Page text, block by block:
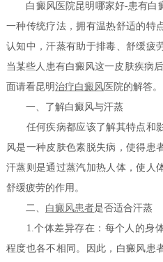
白癜风医院昆明哪家好-患有白
一种传统疗法，拥有温热舒适的特
认知中，汗蒸有助于排毒、舒缓疲
当某些人患有白癜风这一皮肤疾病
面请看昆明治疗白癜风 医院的解答。
一、了解白癜风与汗蒸
任何疾病都应该了解其特点和
风是一种皮肤色素脱失病，使得患
汗蒸则是通过蒸汽加热人体，使人
舒缓疲劳的作用。
二、 白癜风患者是否适合汗蒸
1.个体差异存在：每个人的身体
程度也各不相同。因此，白癜风患